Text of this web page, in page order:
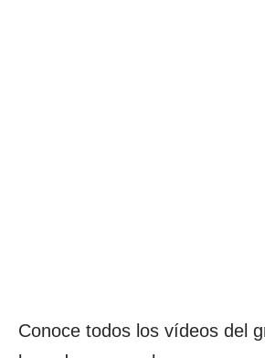
Conoce todos los vídeos del